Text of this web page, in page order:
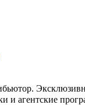
и агентские